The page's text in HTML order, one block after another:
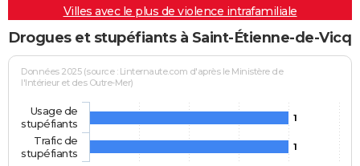
Villes avec le plus de violence intrafamiliale
Drogues et stupéfiants à Saint-Étienne-de-Vicq
Données 2025 (source : Linternaute.com d'après le Ministère de
l'Intérieur et des Outre-Mer)
1
1
Usage de
stupéfiants
Trafic de
stupéfiants